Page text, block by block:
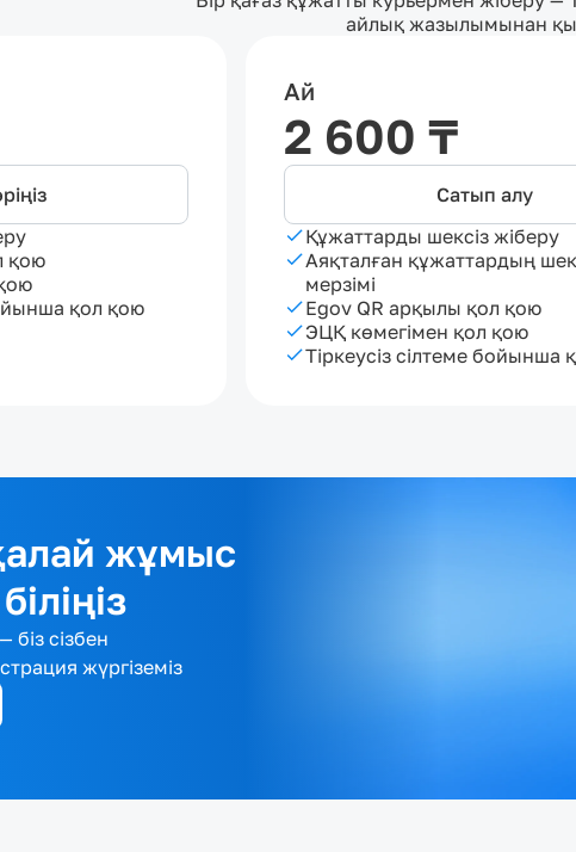
айлық жазылымынан
қою
қол қою
Ай
2 600 ₸
Сатып алу
Құжаттарды шексіз жіберу
Аяқталған құжаттардың
мерзімі
Egov QR арқылы қол қою
ЭЦҚ көмегімен қол қою
Тіркеусіз сілтеме бойынша
жұмыс
біз сізбен
жүргіземіз